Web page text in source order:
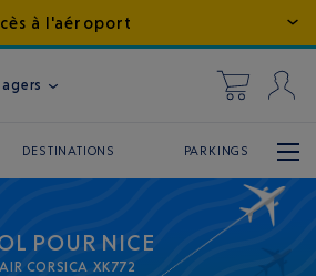
à l'aéroport
DESTINATIONS PARKINGS
POUR NICE
AIR CORSICA XK772